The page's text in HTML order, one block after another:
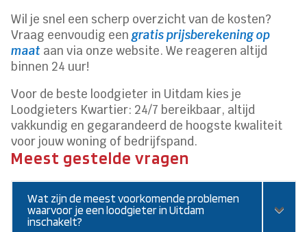
Wil je snel een scherp overzicht van de kosten?
Vraag eenvoudig eengratis prijsberekening op
maat aan via onze website. We reageren altijd
binnen 24 uur!
Voor de beste loodgieter in Uitdam kies je
Loodgieters Kwartier: 24/7 bereikbaar, altijd
vakkundig en gegarandeerd de hoogste kwaliteit
voor jouw woning of bedrijfspand.
Meest gestelde vragen
Wat zijn de meest voorkomende problemen
waarvoor je een loodgieter in Uitdam
inschakelt?